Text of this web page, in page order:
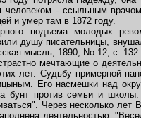
- ссыльным
и умер там в 1872 году.
подъема молодых
душу писательницы,
мысль, 1890, No 12, с.
мечтающие о
лет. Судьбу примерной
Его насмешки над
бунт против семьи и
Через несколько
деятельностью.